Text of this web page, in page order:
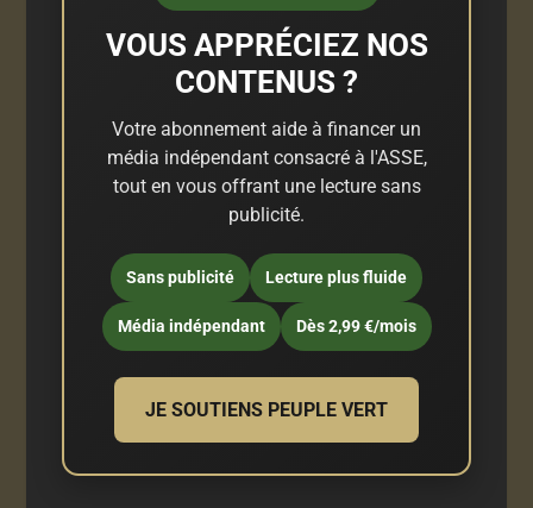
VOUS APPRÉCIEZ NOS
CONTENUS ?
Votre abonnement aide à financer un
média indépendant consacré à l'ASSE,
tout en vous offrant une lecture sans
publicité.
Sans publicité Lecture plus fluide
Média indépendant Dès 2,99 €/mois
JE SOUTIENS PEUPLE VERT